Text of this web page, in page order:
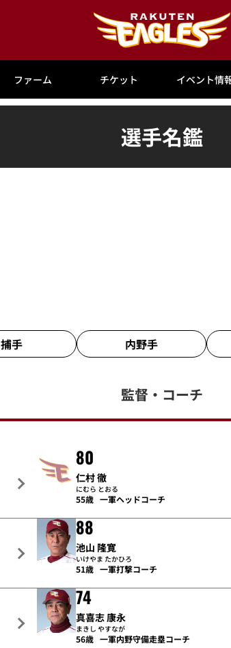
ファーム チケット イベント情
選手名鑑
捕手 内野手
監督・ コーチ
80
仁村 徹
にむら とおる
55歳 一軍ヘッドコーチ
88
池山 隆寛
いけやま たかひろ
51歳 一軍打撃コーチ
74
真喜志 康永
まきし やすなが
56歳 一軍内野守備走塁コーチ